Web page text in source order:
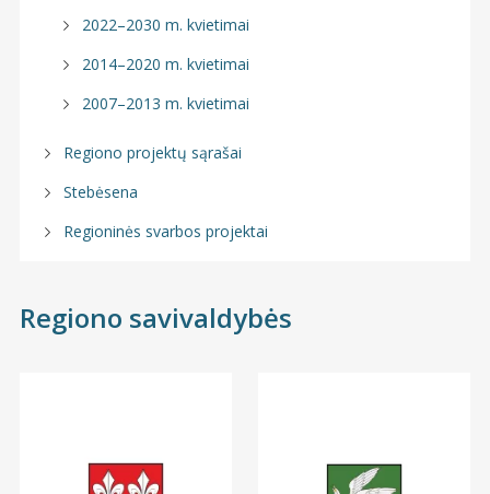
2022–2030 m. kvietimai
2014–2020 m. kvietimai
2007–2013 m. kvietimai
Regiono projektų sąrašai
Stebėsena
Regioninės svarbos projektai
Regiono savivaldybės